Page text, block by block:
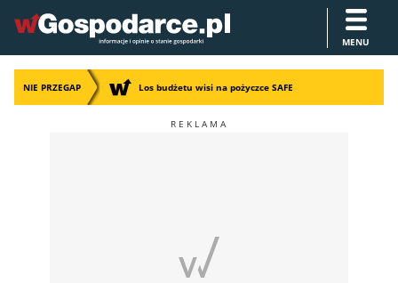
MENU
NIE PRZEGAP Los budżetu wisi na pożyczce SAFE